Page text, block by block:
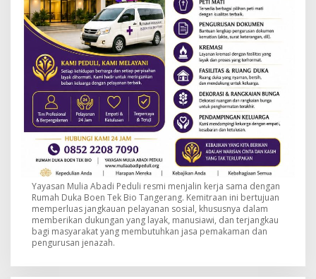
Yayasan Mulia Abadi Peduli resmi menjalin kerja sama dengan
Rumah Duka Boen Tek Bio Tangerang. Kemitraan ini bertujuan
memperluas jangkauan pelayanan sosial, khususnya dalam
memberikan dukungan yang layak, manusiawi, dan terjangkau
bagi masyarakat yang membutuhkan jasa pemakaman dan
pengurusan jenazah.